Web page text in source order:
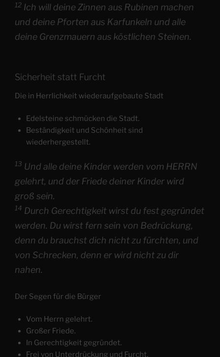
12 Ich will deine Zinnen aus Rubinen machen
und deine Pforten aus Karfunkeln und alle
deine Grenzmauern aus köstlichen Steinen.
Sicherheit statt Furcht
Die in Herrlichkeit wiederaufgebaute Stadt
Edelsteine ​​schmücken die Stadt.
Beständigkeit und Schönheit sind
wiederhergestellt.
13 Und alle deine Kinder werden vom HERRN
gelehrt, und der Friede deiner Kinder wird
groß sein.
14 Durch Gerechtigkeit wirst du fest gegründet
werden. Du wirst fern sein von Bedrückung,
denn du brauchst dich nicht zu fürchten, und
von Schrecken, denn er wird nicht zu dir
nahen.
Der Segen für die Bürger
Vom Herrn gelehrt.
Großer Friede.
In Gerechtigkeit gegründet.
Frei von Unterdrückung und Furcht.